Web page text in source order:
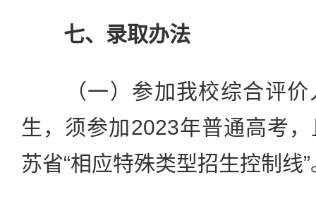
七、录取办法
（一）参加我校综合评价
生，须参加2023年普通高考
苏省“相应特殊类型招生控制线”